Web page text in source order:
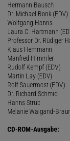
Hermann Bausch
Dr. Michael Bonk (EDV)
Wolfgang Hanns
Laura C. Hartmann
Professor Dr. Rüdiger
Klaus Hemmann
Manfred Himmler
Rudolf Kempf (EDV)
Martin Lay (EDV)
Rolf Sauermost (EDV)
Dr. Richard Schmid
Hanns Strub
Melanie Waigand-
CD-ROM-Ausgabe: